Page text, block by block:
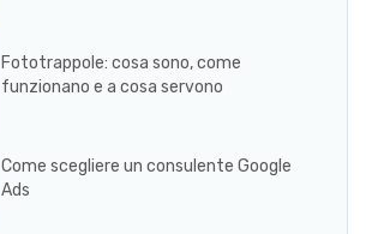
Fototrappole: cosa sono, come
funzionano e a cosa servono
Come scegliere un consulente Google
Ads